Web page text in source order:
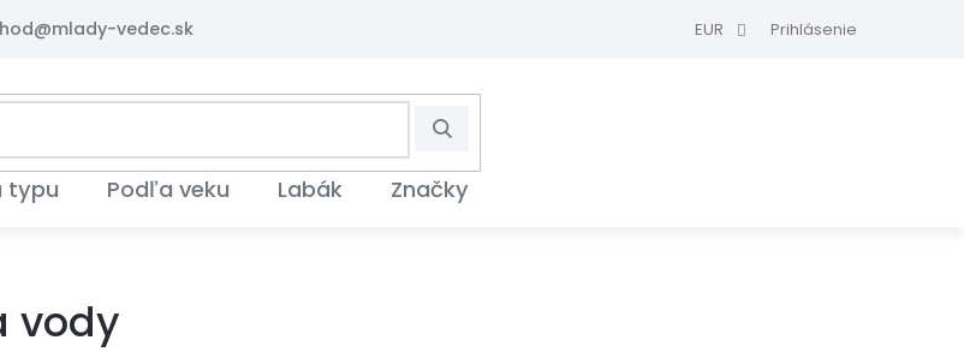
vedec.sk EUR Prihlásenie
Hľadať
typu Podľa veku Labák Značky
vody